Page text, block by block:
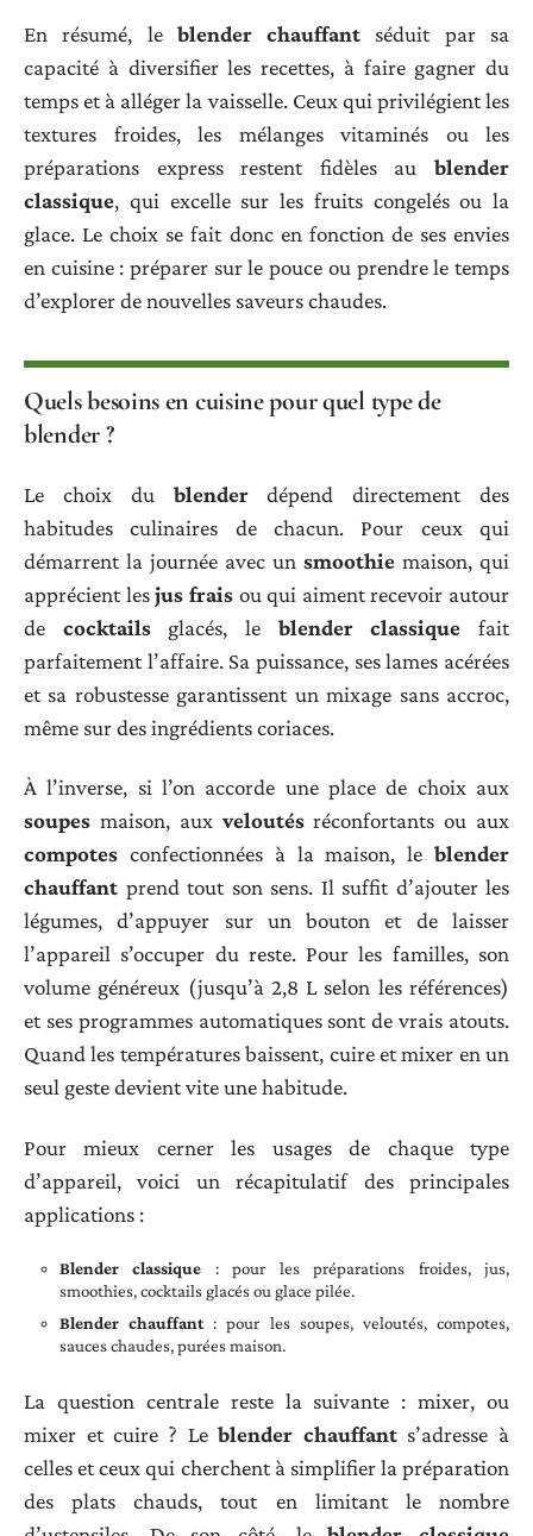
En résumé, le blender chauffant séduit par sa
capacité à diversifier les recettes, à faire gagner du
temps et à alléger la vaisselle. Ceux qui privilégient les
textures froides, les mélanges vitaminés ou les
préparations express restent fidèles au blender
classique, qui excelle sur les fruits congelés ou la
glace. Le choix se fait donc en fonction de ses envies
en cuisine : préparer sur le pouce ou prendre le temps
d’explorer de nouvelles saveurs chaudes.
Quels besoins en cuisine pour quel type de
blender ?
Le choix du blenderdépend directement des
habitudes culinaires de chacun. Pour ceux qui
démarrent la journée avec un smoothie maison, qui
apprécient lesjus fraisou qui aiment recevoir autour
de cocktailsglacés, le blender classique fait
parfaitement l’affaire. Sa puissance, ses lames acérées
et sa robustesse garantissent un mixage sans accroc,
même sur des ingrédients coriaces.
À l’inverse, si l’on accorde une place de choix aux
soupes maison, aux veloutésréconfortants ou aux
compotes confectionnées à la maison, le blender
chauffant prend tout son sens. Il suffit d’ajouter les
légumes, d’appuyer sur un bouton et de laisser
l’appareil s’occuper du reste. Pour les familles, son
volume généreux (jusqu’à 2,8 L selon les références)
et ses programmes automatiques sont de vrais atouts.
Quand les températures baissent, cuire et mixer en un
seul geste devient vite une habitude.
Pour mieux cerner les usages de chaque type
d’appareil, voici un récapitulatif des principales
applications :
Blender classique : pour les préparations froides, jus,
smoothies, cocktails glacés ou glace pilée.
Blender chauffant: pour les soupes, veloutés, compotes,
sauces chaudes, purées maison.
La question centrale reste la suivante : mixer, ou
mixer et cuire ? Leblender chauffants’adresse à
celles et ceux qui cherchent à simplifier la préparation
des plats chauds, tout en limitant le nombre